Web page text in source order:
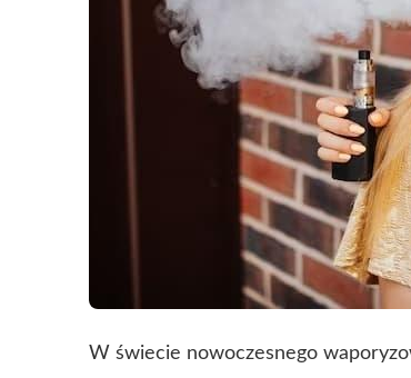
W świecie nowoczesnego